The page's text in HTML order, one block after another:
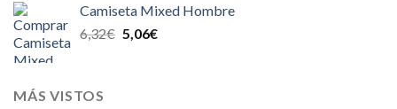
Camiseta Mixed Hombre
6,32€ 5,06€
MÁS VISTOS